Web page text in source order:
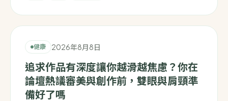
健康 2026年8月8日
追求作品有深度讓你越滑越焦慮？你在
論壇熱議審美與創作前，雙眼與肩頸準
備好了嗎